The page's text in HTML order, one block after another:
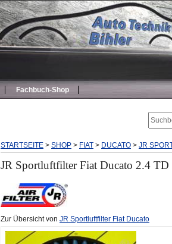
Fachbuch-Shop
STARTSEITE > SHOP > FIAT > DUCATO > JR
JR Sportluftfilter Fiat Ducato 2.4
Zur Übersicht von JR Sportluftfilter Fiat Ducato